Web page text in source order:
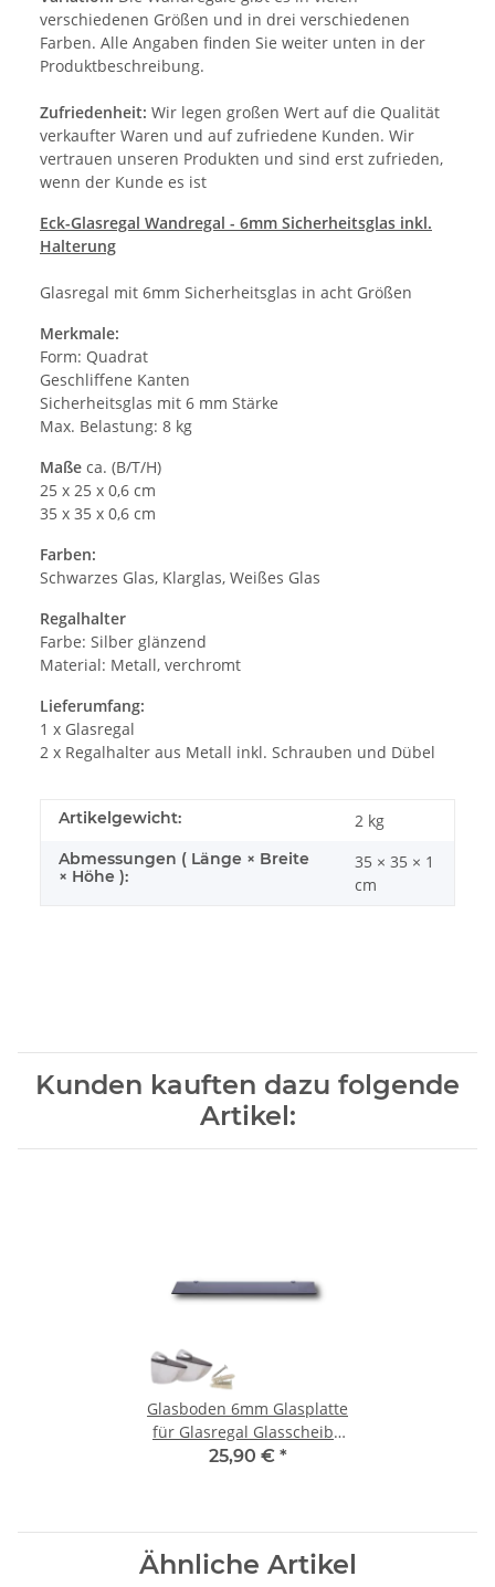
verschiedenen Größen und in drei verschiedenen
Farben. Alle Angaben finden Sie weiter unten in der
Produktbeschreibung.
Zufriedenheit: Wir legen großen Wert auf die Qualität
verkaufter Waren und auf zufriedene Kunden. Wir
vertrauen unseren Produkten und sind erst zufrieden,
wenn der Kunde es ist
Eck-Glasregal Wandregal - 6mm Sicherheitsglas inkl.
Halterung
Glasregal mit 6mm Sicherheitsglas in acht Größen
Merkmale:
Form: Quadrat
Geschliffene Kanten
Sicherheitsglas mit 6 mm Stärke
Max. Belastung: 8 kg
Maße ca. (B/T/H)
25 x 25 x 0,6 cm
35 x 35 x 0,6 cm
Farben:
Schwarzes Glas, Klarglas, Weißes Glas
Regalhalter
Farbe: Silber glänzend
Material: Metall, verchromt
Lieferumfang:
1 x Glasregal
2 x Regalhalter aus Metall inkl. Schrauben und Dübel
Artikelgewicht: 2 kg
Abmessungen ( Länge × Breite
× Höhe ):
35 × 35 × 1
cm
Kunden kauften dazu folgende
Artikel:
Glasboden 6mm Glasplatte
für Glasregal Glasscheibe
Regalhalter Bad Glas Regal
25,90 € *
Ähnliche Artikel